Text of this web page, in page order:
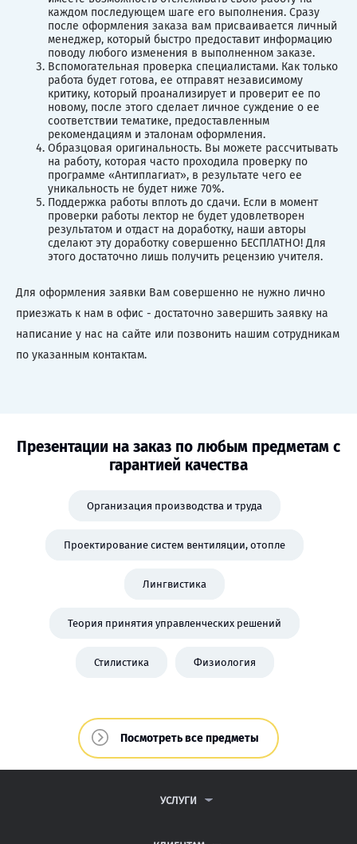
каждом последующем шаге его выполнения. Сразу
после оформления заказа вам присваивается личный
менеджер, который быстро предоставит информацию
поводу любого изменения в выполненном заказе.
Вспомогательная проверка специалистами. Как только
работа будет готова, ее отправят независимому
критику, который проанализирует и проверит ее по
новому, после этого сделает личное суждение о ее
соответствии тематике, предоставленным
рекомендациям и эталонам оформления.
Образцовая оригинальность. Вы можете рассчитывать
на работу, которая часто проходила проверку по
программе «Антиплагиат», в результате чего ее
уникальность не будет ниже 70%.
Поддержка работы вплоть до сдачи. Если в момент
проверки работы лектор не будет удовлетворен
результатом и отдаст на доработку, наши авторы
сделают эту доработку совершенно БЕСПЛАТНО! Для
этого достаточно лишь получить рецензию учителя.
Для оформления заявки Вам совершенно не нужно лично
приезжать к нам в офис - достаточно завершить заявку на
написание у нас на сайте или позвонить нашим сотрудникам
по указанным контактам.
Презентации на заказ по любым предметам с
гарантией качества
Организация производства и труда
Проектирование систем вентиляции, отопле
Лингвистика
Теория принятия управленческих решений
Стилистика Физиология
Посмотреть все предметы
УСЛУГИ